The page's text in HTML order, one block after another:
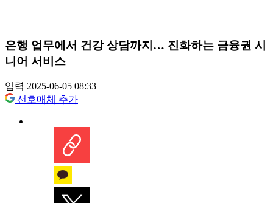
은행 업무에서 건강 상담까지… 진화하는 금융권 시
니어 서비스
입력 2025-06-05 08:33
선호매체 추가